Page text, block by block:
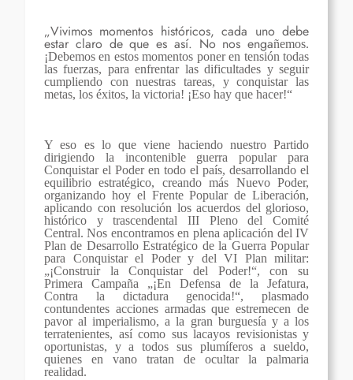
„Vivimos momentos históricos, cada uno debe
estar claro de que es así. No nos engañemos.
¡Debemos en estos momentos poner en tensión todas
las fuerzas, para enfrentar las dificultades y seguir
cumpliendo con nuestras tareas, y conquistar las
metas, los éxitos, la victoria! ¡Eso hay que hacer!“
Y eso es lo que viene haciendo nuestro Partido
dirigiendo la incontenible guerra popular para
Conquistar el Poder en todo el país, desarrollando el
equilibrio estratégico, creando más Nuevo Poder,
organizando hoy el Frente Popular de Liberación,
aplicando con resolución los acuerdos del glorioso,
histórico y trascendental III Pleno del Comité
Central. Nos encontramos en plena aplicación del IV
Plan de Desarrollo Estratégico de la Guerra Popular
para Conquistar el Poder y del VI Plan militar:
„¡Construir la Conquistar del Poder!“, con su
Primera Campaña „¡En Defensa de la Jefatura,
Contra la dictadura genocida!“, plasmado
contundentes acciones armadas que estremecen de
pavor al imperialismo, a la gran burguesía y a los
terratenientes, así como sus lacayos revisionistas y
oportunistas, y a todos sus plumíferos a sueldo,
quienes en vano tratan de ocultar la palmaria
realidad.